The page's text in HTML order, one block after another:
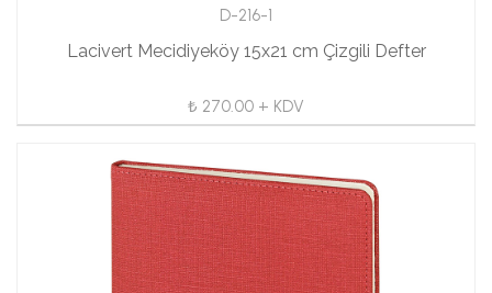
D-216-1
Lacivert Mecidiyeköy 15x21 cm Çizgili Defter
₺ 270.00 + KDV